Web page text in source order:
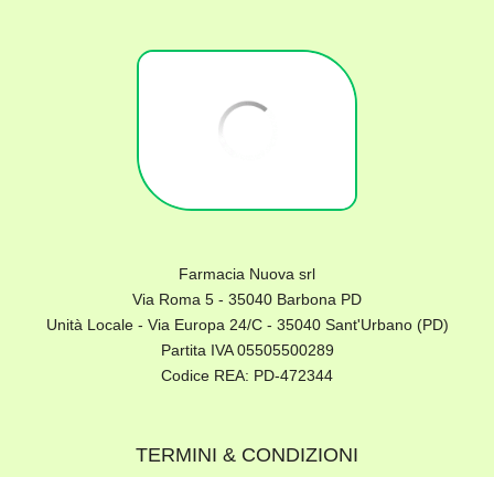
Farmacia Nuova srl
Via Roma 5 - 35040 Barbona PD
Unità Locale - Via Europa 24/C - 35040 Sant'Urbano (PD)
Partita IVA 05505500289
Codice REA: PD-472344
TERMINI & CONDIZIONI